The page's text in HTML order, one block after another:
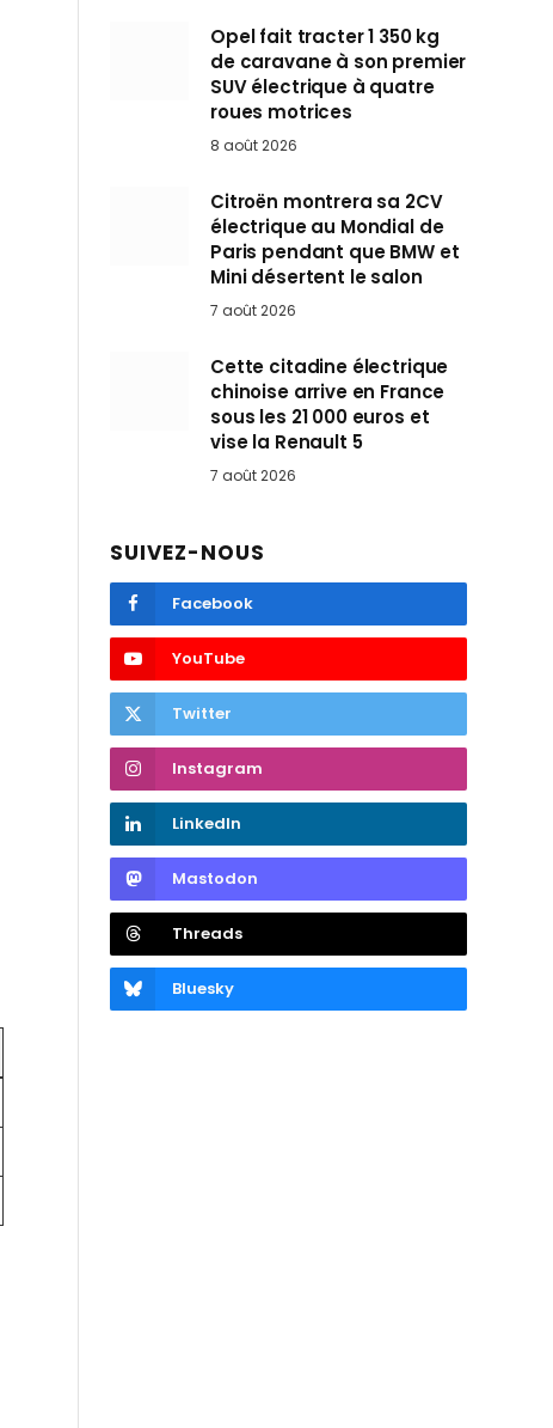
Opel fait tracter 1 350 kg
de caravane à son premier
SUV électrique à quatre
roues motrices
8 août 2026
Citroën montrera sa 2CV
électrique au Mondial de
Paris pendant que BMW et
Mini désertent le salon
7 août 2026
Cette citadine électrique
chinoise arrive en France
sous les 21 000 euros et
vise la Renault 5
7 août 2026
SUIVEZ-NOUS
Facebook
YouTube
Twitter
Instagram
LinkedIn
Mastodon
Threads
Bluesky